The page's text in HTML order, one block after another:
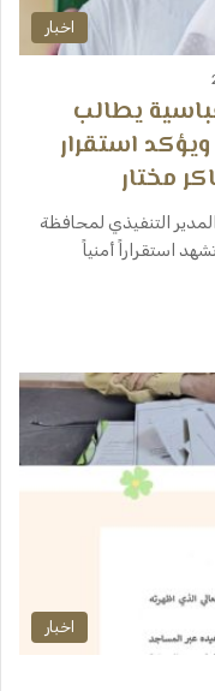
اخبار
يطالب
استقرار
مختار
التنفيذي لمحافظة
استقراراً أمنياً
اخبار